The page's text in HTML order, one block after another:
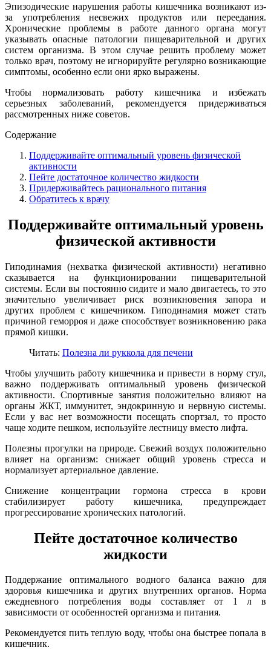
Эпизодические нарушения работы кишечника возникают из-
за употребления несвежих продуктов или переедания.
Хронические проблемы в работе данного органа могут
указывать опасные патологии пищеварительной и других
систем организма. В этом случае решить проблему может
только врач, поэтому не игнорируйте регулярно возникающие
симптомы, особенно если они ярко выражены.
Чтобы нормализовать работу кишечника и избежать
серьезных заболеваний, рекомендуется придерживаться
рассмотренных ниже советов.
Содержание
Поддерживайте оптимальный уровень физической
активности
Пейте достаточное количество жидкости
Придерживайтесь рационального питания
Обратитесь к врачу
Поддерживайте оптимальный уровень
физической активности
Гиподинамия (нехватка физической активности) негативно
сказывается на функционировании пищеварительной
системы. Если вы постоянно сидите и мало двигаетесь, то это
значительно увеличивает риск возникновения запора и
других проблем с кишечником. Гиподинамия может стать
причиной геморроя и даже способствует возникновению рака
прямой кишки.
Читать: Полезна ли руккола для печени
Чтобы улучшить работу кишечника и привести в норму стул,
важно поддерживать оптимальный уровень физической
активности. Спортивные занятия положительно влияют на
органы ЖКТ, иммунитет, эндокринную и нервную системы.
Если у вас нет возможности посещать спортзал, то просто
чаще ходите пешком, используйте лестницу вместо лифта.
Полезны прогулки на природе. Свежий воздух положительно
влияет на организм: снижает общий уровень стресса и
нормализует артериальное давление.
Снижение концентрации гормона стресса в крови
стабилизирует работу кишечника, предупреждает
прогрессирование хронических патологий.
Пейте достаточное количество
жидкости
Поддержание оптимального водного баланса важно для
здоровья кишечника и других внутренних органов. Норма
ежедневного потребления воды составляет от 1 л в
зависимости от особенностей организма и питания.
Рекомендуется пить теплую воду, чтобы она быстрее попала в
кишечник.